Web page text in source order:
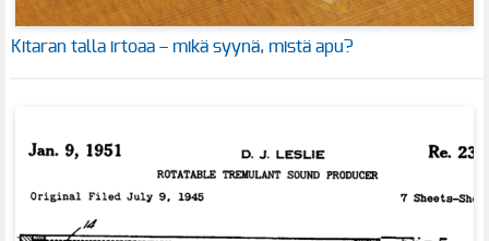
Kitaran talla irtoaa – mikä syynä, mistä apu?